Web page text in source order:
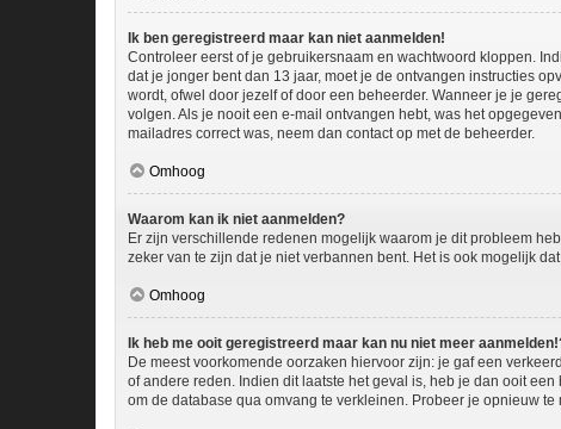
Ik ben geregistreerd maar kan niet aanmelden!
Controleer eerst of je gebruikersnaam en wachtwoord kloppen.
dat je jonger bent dan 13 jaar, moet je de ontvangen instructies
wordt, ofwel door jezelf of door een beheerder. Wanneer je je
volgen. Als je nooit een e-mail ontvangen hebt, was het
mailadres correct was, neem dan contact op met de beheerder.
Omhoog
Waarom kan ik niet aanmelden?
Er zijn verschillende redenen mogelijk waarom je dit probleem
zeker van te zijn dat je niet verbannen bent. Het is ook mogelijk
Omhoog
Ik heb me ooit geregistreerd maar kan nu niet meer
De meest voorkomende oorzaken hiervoor zijn: je gaf een
of andere reden. Indien dit laatste het geval is, heb je dan ooit
om de database qua omvang te verkleinen. Probeer je opnieuw